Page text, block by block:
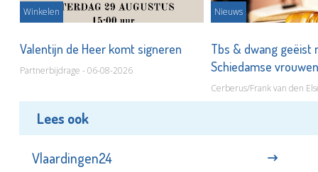
Winkelen
Valentijn de Heer komt signeren
Partnerbijdrage - 06-08-2026
Nieuws
Tbs & dwang geëist
Schiedamse
Cerberus/Frank van den
Lees ook
Vlaardingen24